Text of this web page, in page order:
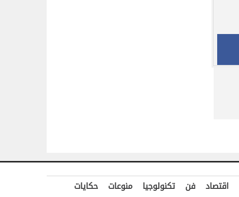
اقتصاد فن تكنولوجيا منوعات حكايات